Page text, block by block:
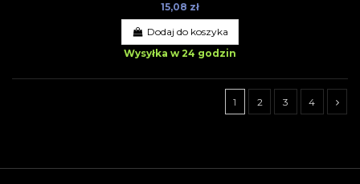
15,08 zł
Dodaj do koszyka
Wysyłka w 24 godzin
1 2 3 4